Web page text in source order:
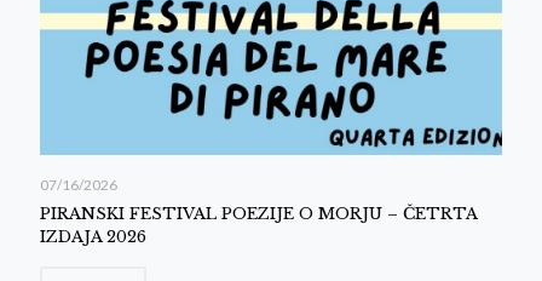
07/16/2026
PIRANSKI FESTIVAL POEZIJE O MORJU – ČETRTA
IZDAJA 2026